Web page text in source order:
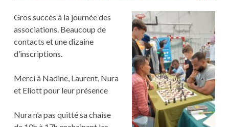
Gros succès à la journée des
associations. Beaucoup de
contacts et une dizaine
d’inscriptions.
Merci à Nadine, Laurent, Nura
et Eliott pour leur présence
Nura n’a pas quitté sa chaise